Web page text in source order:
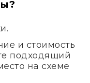
и стоимость
подходящий
на схеме